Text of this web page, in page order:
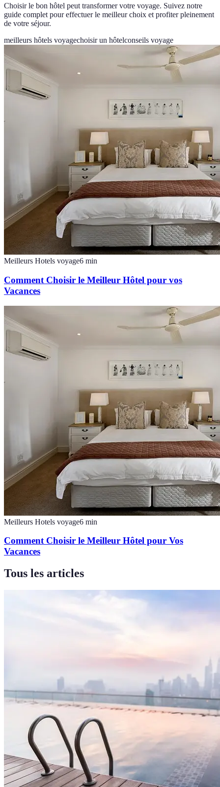
Choisir le bon hôtel peut transformer votre voyage. Suivez notre
guide complet pour effectuer le meilleur choix et profiter pleinement
de votre séjour.
meilleurs hôtels voyagechoisir un hôtelconseils voyage
Meilleurs Hotels voyage6 min
Comment Choisir le Meilleur Hôtel pour vos
Vacances
Meilleurs Hotels voyage6 min
Comment Choisir le Meilleur Hôtel pour Vos
Vacances
Tous les articles